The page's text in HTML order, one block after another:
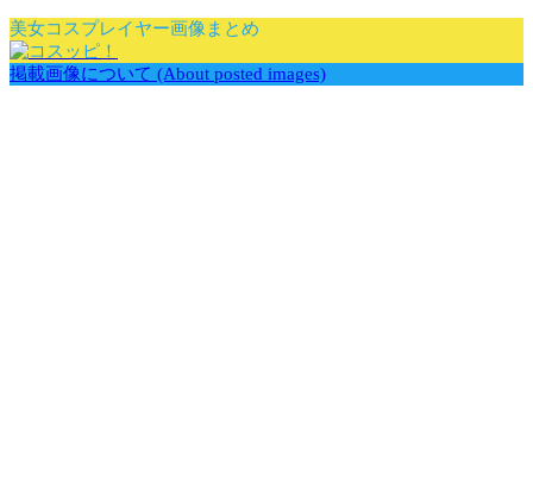
美女コスプレイヤー画像まとめ
掲載画像について (About posted images)